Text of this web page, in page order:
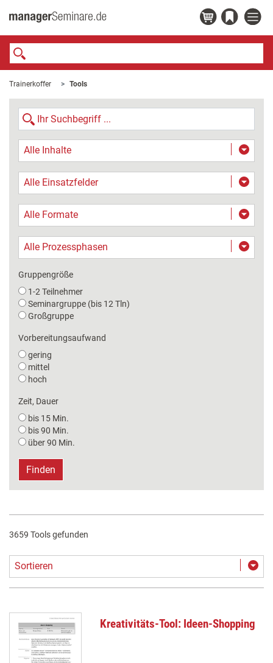
Trainerkoffer Tools
Alle Inhalte
Alle Einsatzfelder
Alle Formate
Alle Prozessphasen
Gruppengröße
1-2 Teilnehmer
Seminargruppe (bis 12 Tln)
Großgruppe
Vorbereitungsaufwand
gering
mittel
hoch
Zeit, Dauer
bis 15 Min.
bis 90 Min.
über 90 Min.
Finden
3659 Tools gefunden
Sortieren
Kreativitäts-Tool: Ideen-Shopping